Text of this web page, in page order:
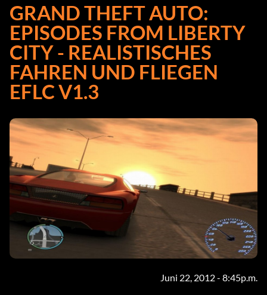
GRAND THEFT AUTO:
EPISODES FROM LIBERTY
CITY - REALISTISCHES
FAHREN UND FLIEGEN
EFLC V1.3
Juni 22, 2012 - 8:45p.m.